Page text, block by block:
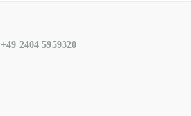
+49 2404 5959320